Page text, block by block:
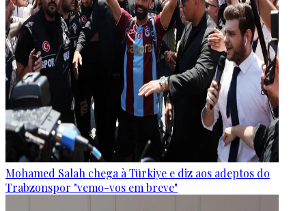
Mohamed Salah chega à Türkiye e diz aos adeptos do
Trabzonspor "vemo-vos em breve"